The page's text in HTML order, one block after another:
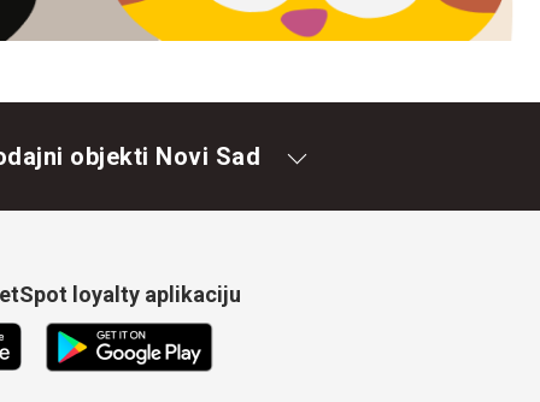
objekti Novi Sad
loyalty aplikaciju